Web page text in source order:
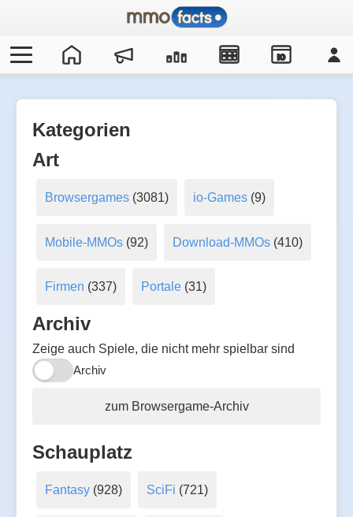
IO
Kategorien
Art
Browsergames(3081) io-Games (9)
Mobile-MMOs(92) Download-MMOs (410)
Firmen (337) Portale (31)
Archiv
Zeige auch Spiele, die nicht mehr spielbar sind
Archiv
zum Browsergame-Archiv
Schauplatz
Fantasy(928) SciFi (721)